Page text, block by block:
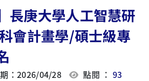
長庚大學人工智慧研
會計畫學/碩士級專
：2026/04/28 點閱 ：93